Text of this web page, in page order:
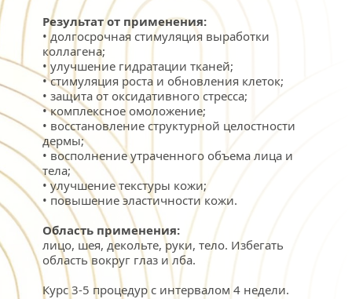
Результат от применения:
﻿﻿• долгосрочная стимуляция выработки
коллагена;
• улучшение гидратации тканей;
• стимуляция роста и обновления клеток;
• защита от оксидативного стресса;
• комплексное омоложение;
• восстановление структурной целостности
дермы;
• восполнение утраченного объема лица и
тела;
• улучшение текстуры кожи;
• повышение эластичности кожи.
Область применения:
лицо, шея, декольте, руки, тело. Избегать
область вокруг глаз и лба.
Курс 3-5 процедур с интервалом 4 недели.